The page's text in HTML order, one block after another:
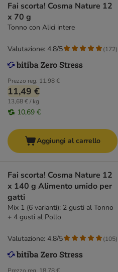
Fai scorta! Cosma Nature 12
x 70 g
Tonno con Alici intere
Prezzo reg. 11,98 €
11,49 €
13,68 € / kg
10,69 €
Valutazione: 4.8/5 (172)
Aggiungi al carrello
Fai scorta! Cosma Nature 12
x 140 g Alimento umido per
gatti
Mix 1 (6 varianti): 2 gusti al Tonno
+ 4 gusti al Pollo
Valutazione: 4.8/5 (105)